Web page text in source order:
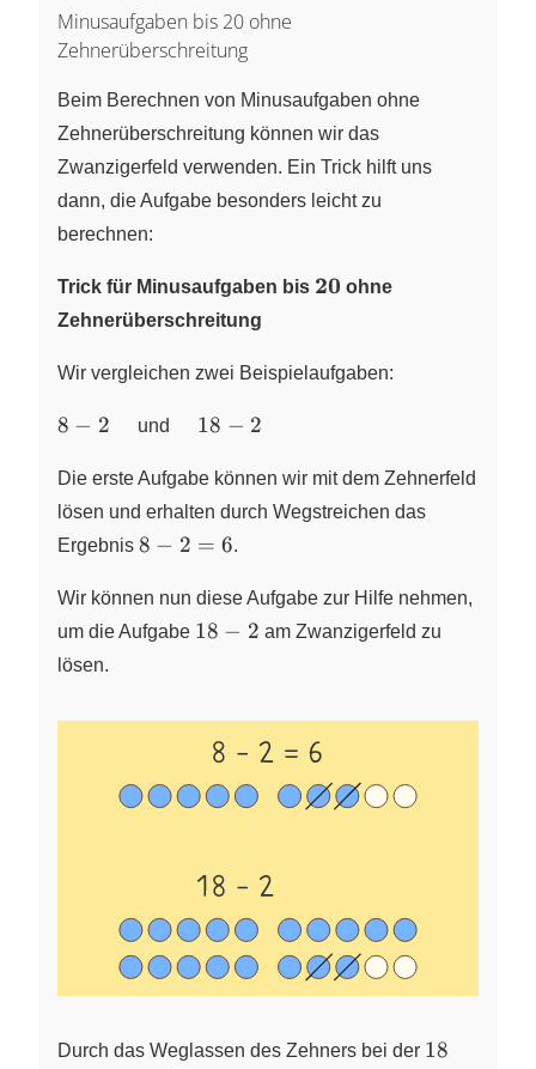
Minusaufgaben bis 20 ohne
Zehnerüberschreitung
Beim Berechnen von Minusaufgaben ohne
Zehnerüberschreitung können wir das
Zwanzigerfeld verwenden. Ein Trick hilft uns
dann, die Aufgabe besonders leicht zu
berechnen:
Trick für Minusaufgaben bis \mathbf{20}
20 ohne
Zehnerüberschreitung
Wir vergleichen zwei Beispielaufgaben:
8-2
8 − 2 und
\quad18-
18 − 2
Die erste Aufgabe können wir mit dem Zehnerfeld
lösen und erhalten durch Wegstreichen das
Ergebnis 8-
8 − 2 = 6.
Wir können nun diese Aufgabe zur Hilfe nehmen,
um die Aufgabe 18-
18 − 2 am Zwanzigerfeld zu
lösen.
Durch das Weglassen des Zehners bei der 18
18